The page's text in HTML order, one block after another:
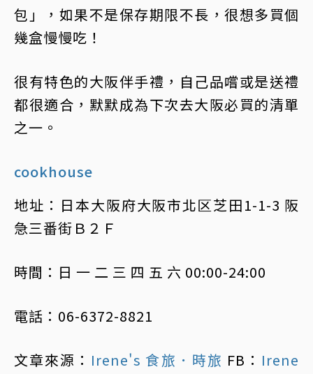
包」，如果不是保存期限不長，很想多買個
幾盒慢慢吃！
很有特色的大阪伴手禮，自己品嚐或是送禮
都很適合，默默成為下次去大阪必買的清單
之一。
cookhouse
地址：日本大阪府大阪市北区芝田1-1-3 阪
急三番街Ｂ２Ｆ
時間：日 一 二 三 四 五 六 00:00-24:00
電話：06-6372-8821
文章來源： Irene's 食旅．時旅 FB： Irene